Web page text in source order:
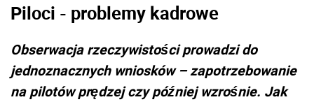
Piloci - problemy kadrowe
Obserwacja rzeczywistości prowadzi do
jednoznacznych wniosków – zapotrzebowanie
na pilotów prędzej czy później wzrośnie. Jak